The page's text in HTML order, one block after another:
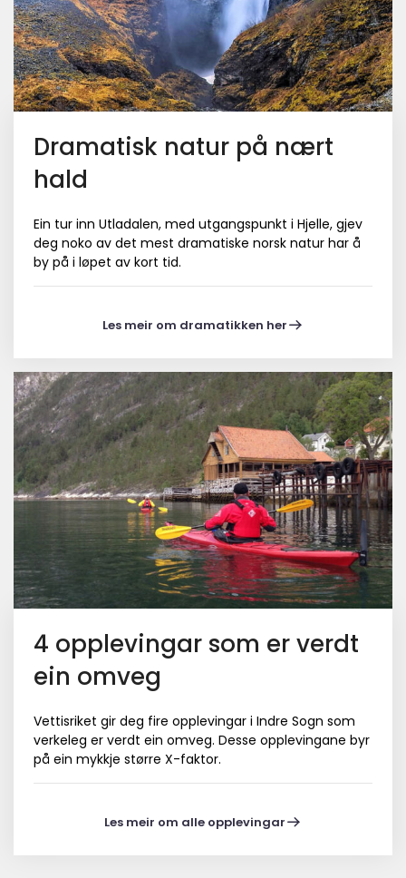
Dramatisk natur på nært
hald
Ein tur inn Utladalen, med utgangspunkt i Hjelle, gjev
deg noko av det mest dramatiske norsk natur har å
by på i løpet av kort tid.
Les meir om dramatikken her
4 opplevingar som er verdt
ein omveg
Vettisriket gir deg fire opplevingar i Indre Sogn som
verkeleg er verdt ein omveg. Desse opplevingane byr
på ein mykkje større X-faktor.
Les meir om alle opplevingar